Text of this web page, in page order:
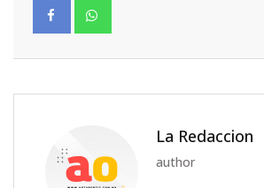
La Redaccion
author